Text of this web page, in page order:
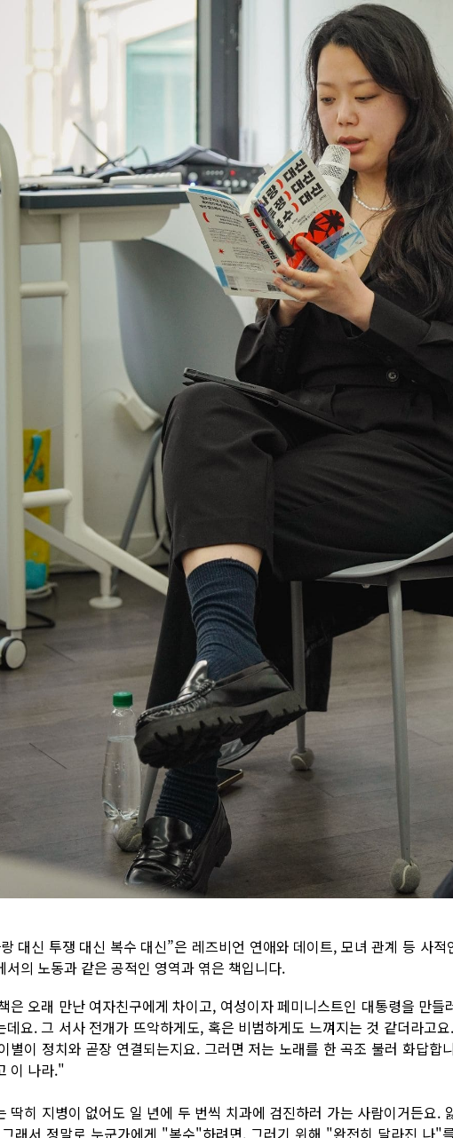
대신 투쟁 대신 복수 대신”은 레즈비언 연애와 데이트, 모녀 관계 등 사
서의 노동과 같은 공적인 영역과 엮은 책입니다.
은 오래 만난 여자친구에게 차이고, 여성이자 페미니스트인 대통령을 만
데요. 그 서사 전개가 뜨악하게도, 혹은 비범하게도 느껴지는 것 같더라고
별이 정치와 곧장 연결되는지요. 그러면 저는 노래를 한 곡조 불러 화답
이 나라."
딱히 지병이 없어도 일 년에 두 번씩 치과에 검진하러 가는 사람이거든요.
래서 정말로 누군가에게 "복수"하려면, 그러기 위해 "완전히 달라진 나"